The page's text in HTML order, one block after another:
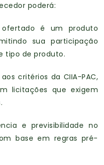
poderá:
é um produto
sua participação
tipo de produto.
critérios da CIIA-PAC,
licitações que exigem
e previsibilidade no
base em regras pré-